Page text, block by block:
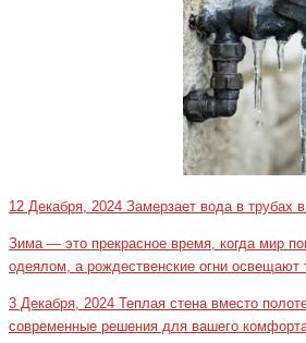
12 Декабря, 2024 Замерзает вода в трубах
Зима — это прекрасное время, когда мир
одеялом, а рождественские огни
3 Декабря, 2024 Теплая стена вместо
современные решения для вашего